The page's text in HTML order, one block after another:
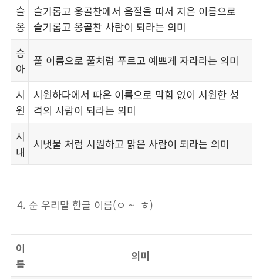
슬
옹
슬기롭고 옹골찬에서 음절을 따서 지은 이름으로
슬기롭고 옹골찬 사람이 되라는 의미
승
아
풀 이름으로 풀처럼 푸르고 예쁘게 자라라는 의미
시
원
시원하다에서 따온 이름으로 막힘 없이 시원한 성
격의 사람이 되라는 의미
시
내
시냇물 처럼 시원하고 맑은 사람이 되라는 의미
순 우리말 한글 이름(ㅇ ~ ㅎ)
이
름
의미